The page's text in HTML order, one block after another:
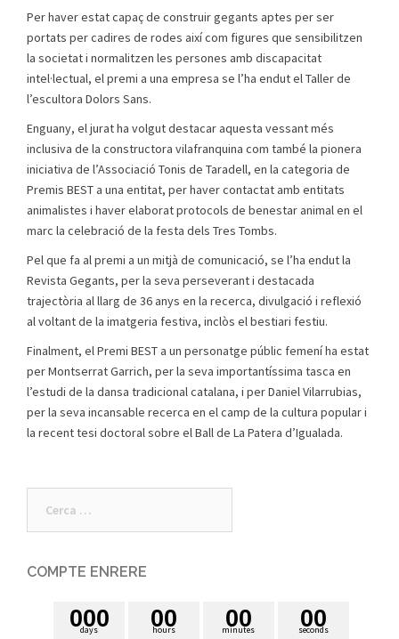
Per haver estat capaç de construir gegants aptes per ser
portats per cadires de rodes així com figures que sensibilitzen
la societat i normalitzen les persones amb discapacitat
intel·lectual, el premi a una empresa se l’ha endut el Taller de
l’escultora Dolors Sans.
Enguany, el jurat ha volgut destacar aquesta vessant més
inclusiva de la constructora vilafranquina com també la pionera
iniciativa de l’Associació Tonis de Taradell, en la categoria de
Premis BEST a una entitat, per haver contactat amb entitats
animalistes i haver elaborat protocols de benestar animal en el
marc la celebració de la festa dels Tres Tombs.
Pel que fa al premi a un mitjà de comunicació, se l’ha endut la
Revista Gegants, per la seva perseverant i destacada
trajectòria al llarg de 36 anys en la recerca, divulgació i reflexió
al voltant de la imatgeria festiva, inclòs el bestiari festiu.
Finalment, el Premi BEST a un personatge públic femení ha estat
per Montserrat Garrich, per la seva importantíssima tasca en
l’estudi de la dansa tradicional catalana, i per Daniel Vilarrubias,
per la seva incansable recerca en el camp de la cultura popular i
la recent tesi doctoral sobre el Ball de La Patera d’Igualada.
COMPTE ENRERE
days
000 hours
00 minutes
00 seconds
00